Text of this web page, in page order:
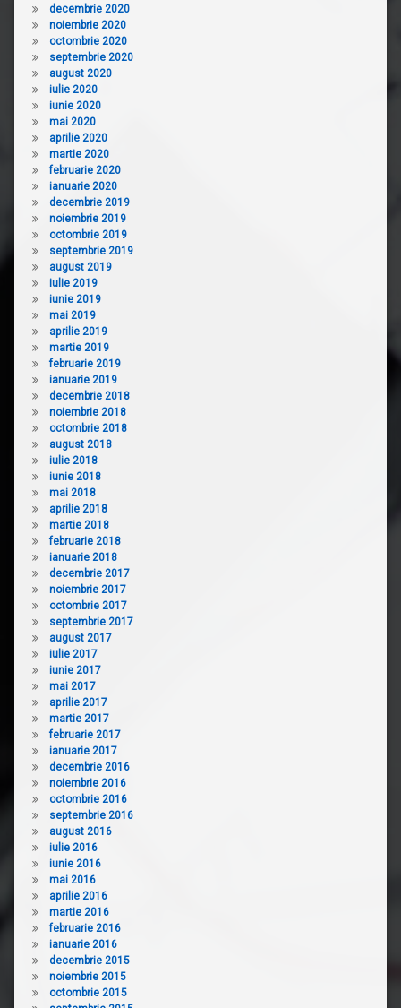
decembrie 2020
noiembrie 2020
octombrie 2020
septembrie 2020
august 2020
iulie 2020
iunie 2020
mai 2020
aprilie 2020
martie 2020
februarie 2020
ianuarie 2020
decembrie 2019
noiembrie 2019
octombrie 2019
septembrie 2019
august 2019
iulie 2019
iunie 2019
mai 2019
aprilie 2019
martie 2019
februarie 2019
ianuarie 2019
decembrie 2018
noiembrie 2018
octombrie 2018
august 2018
iulie 2018
iunie 2018
mai 2018
aprilie 2018
martie 2018
februarie 2018
ianuarie 2018
decembrie 2017
noiembrie 2017
octombrie 2017
septembrie 2017
august 2017
iulie 2017
iunie 2017
mai 2017
aprilie 2017
martie 2017
februarie 2017
ianuarie 2017
decembrie 2016
noiembrie 2016
octombrie 2016
septembrie 2016
august 2016
iulie 2016
iunie 2016
mai 2016
aprilie 2016
martie 2016
februarie 2016
ianuarie 2016
decembrie 2015
noiembrie 2015
octombrie 2015